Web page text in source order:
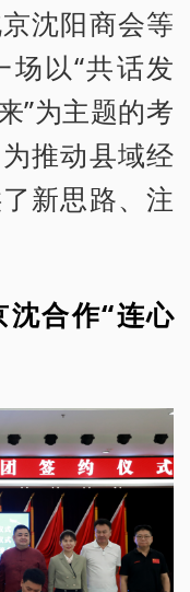
沈阳商会等
场以“共话发
”为主题的考
推动县域经
新思路、注
合作“连心